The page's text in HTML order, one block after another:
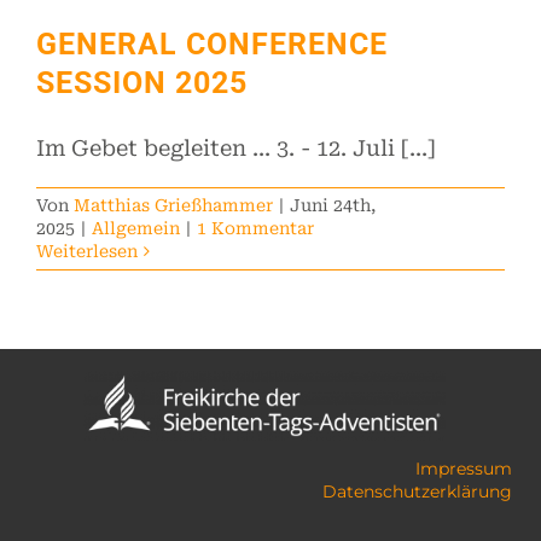
GENERAL CONFERENCE
SESSION 2025
Im Gebet begleiten ... 3. - 12. Juli [...]
Von Matthias Grießhammer | Juni 24th,
2025 | Allgemein | 1 Kommentar
Weiterlesen
Impressum
Datenschutzerklärung